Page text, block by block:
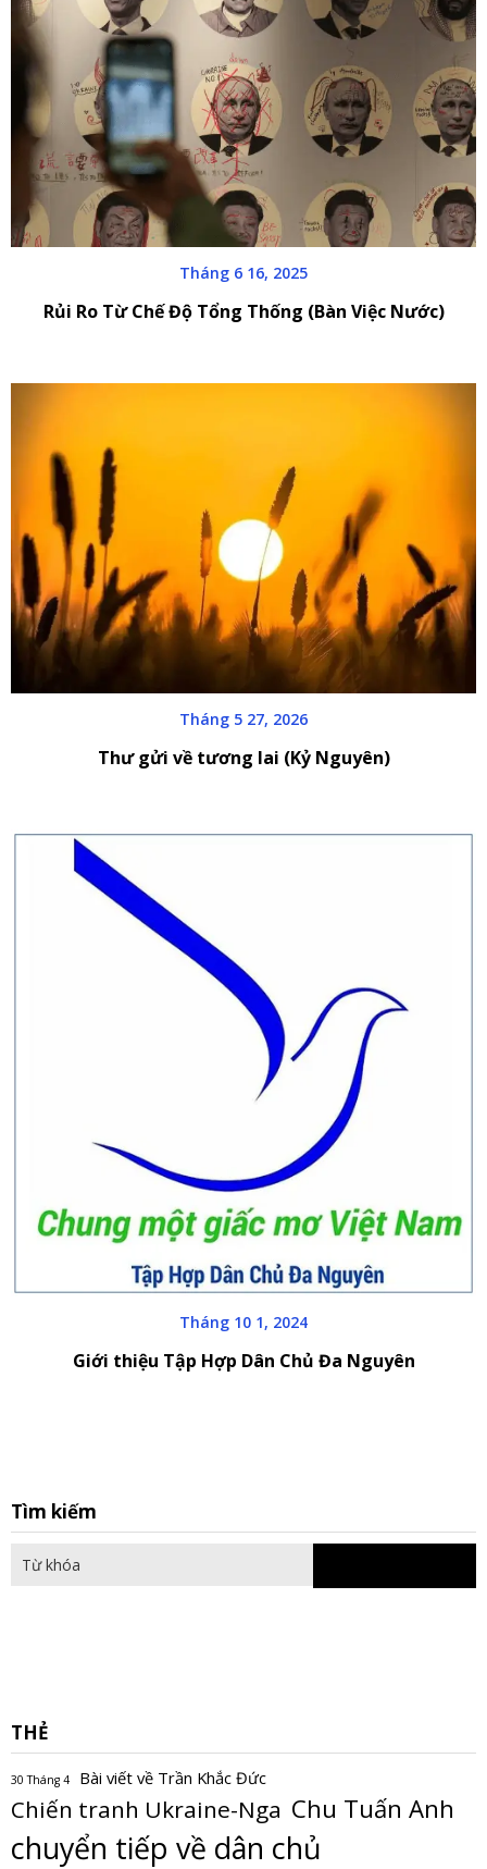
Tháng 6 16, 2025
Rủi Ro Từ Chế Độ Tổng Thống (Bàn Việc Nước)
Tháng 5 27, 2026
Thư gửi về tương lai (Kỷ Nguyên)
Tháng 10 1, 2024
Giới thiệu Tập Hợp Dân Chủ Đa Nguyên
Tìm kiếm
THẺ
30 Tháng 4 Bài viết về Trần Khắc Đức
Chiến tranh Ukraine-Nga Chu Tuấn Anh
chuyển tiếp về dân chủ